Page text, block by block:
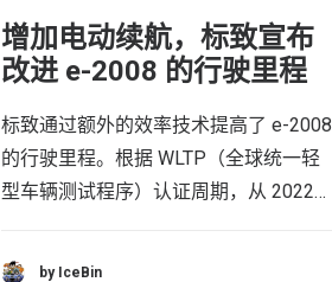
增加电动续航，标致宣布
改进 e-2008 的行驶里程
标致通过额外的效率技术提高了 e-2008
的行驶里程。根据 WLTP（全球统一轻
型车辆测试程序）认证周期，从 2022…
by IceBin